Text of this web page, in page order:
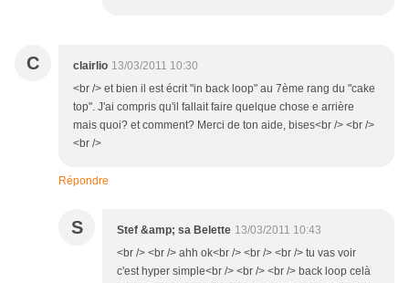
C clairlio 13/03/2011 10:30
<br /> et bien il est écrit "in back loop" au 7ème rang du "cake
top". J'ai compris qu'il fallait faire quelque chose e arrière
mais quoi? et comment? Merci de ton aide, bises<br /> <br />
<br />
Répondre
S Stef &amp; sa Belette 13/03/2011 10:43
<br /> <br /> ahh ok<br /> <br /> <br /> tu vas voir
c'est hyper simple<br /> <br /> <br /> back loop celà